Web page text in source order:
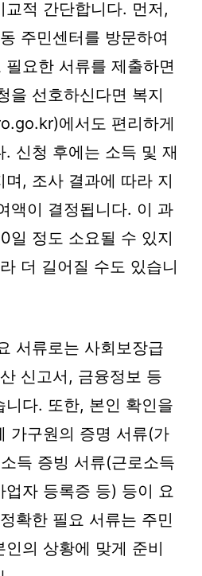
적 간단합니다. 먼저,
주민센터를 방문하여
요한 서류를 제출하면
을 선호하신다면 복지
에서도 편리하게
신청 후에는 소득 및 재
, 조사 결과에 따라 지
액이 결정됩니다. 이 과
일 정도 소요될 수 있지
더 길어질 수도 있습니
서류로는 사회보장급
신고서, 금융정보 등
다. 또한, 본인 확인을
가구원의 증명 서류(가
득 증빙 서류(근로소득
업자 등록증 등) 등이 요
확한 필요 서류는 주민
의 상황에 맞게 준비